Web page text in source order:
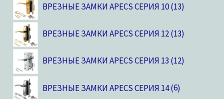
ВРЕЗНЫЕ ЗАМКИ APECS СЕРИЯ 10 13
ВРЕЗНЫЕ ЗАМКИ APECS СЕРИЯ 12 13
ВРЕЗНЫЕ ЗАМКИ APECS СЕРИЯ 13 12
ВРЕЗНЫЕ ЗАМКИ APECS СЕРИЯ 14 6